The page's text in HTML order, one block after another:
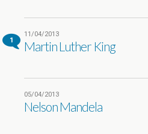
1
11/04/2013
Martin Luther King
05/04/2013
Nelson Mandela